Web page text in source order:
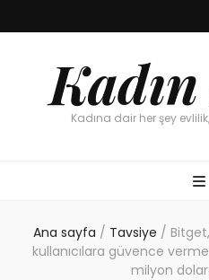
Kadına dair her şey
Ana sayfa / Tavsiye /
kullanıcılara güvence
milyon